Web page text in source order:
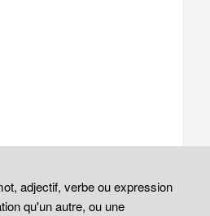
adjectif, verbe ou expression
qu'un autre, ou une